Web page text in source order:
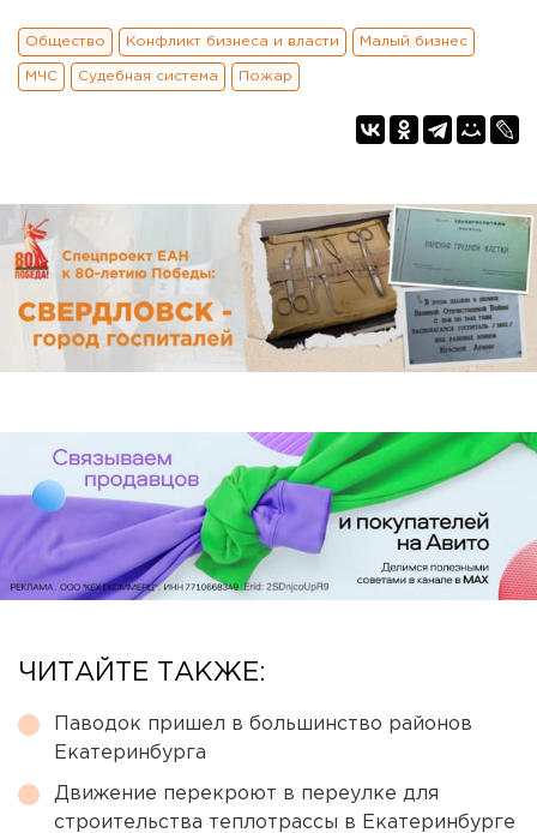
Общество Конфликт бизнеса и власти Малый бизнес
МЧС Судебная система Пожар
ЧИТАЙТЕ ТАКЖЕ:
Паводок пришел в большинство районов
Екатеринбурга
Движение перекроют в переулке для
строительства теплотрассы в Екатеринбурге